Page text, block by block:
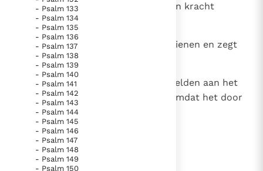
- Psalm 133
- Psalm 134
- Psalm 135
- Psalm 136
- Psalm 137
- Psalm 138
- Psalm 139
- Psalm 140
- Psalm 141
- Psalm 142
- Psalm 143
- Psalm 144
- Psalm 145
- Psalm 146
- Psalm 147
- Psalm 148
- Psalm 149
- Psalm 150
in het stof zijn gezonken, die geen kracht
hadden verder te leven.
Hun nakomelingschap zal Hem dienen en zegt
zijn nageslacht wie de Heer is.
En dit komt zijn gerechtigheid melden aan het
volk dat geboren gaat worden. Omdat het door
Hem is volbracht.